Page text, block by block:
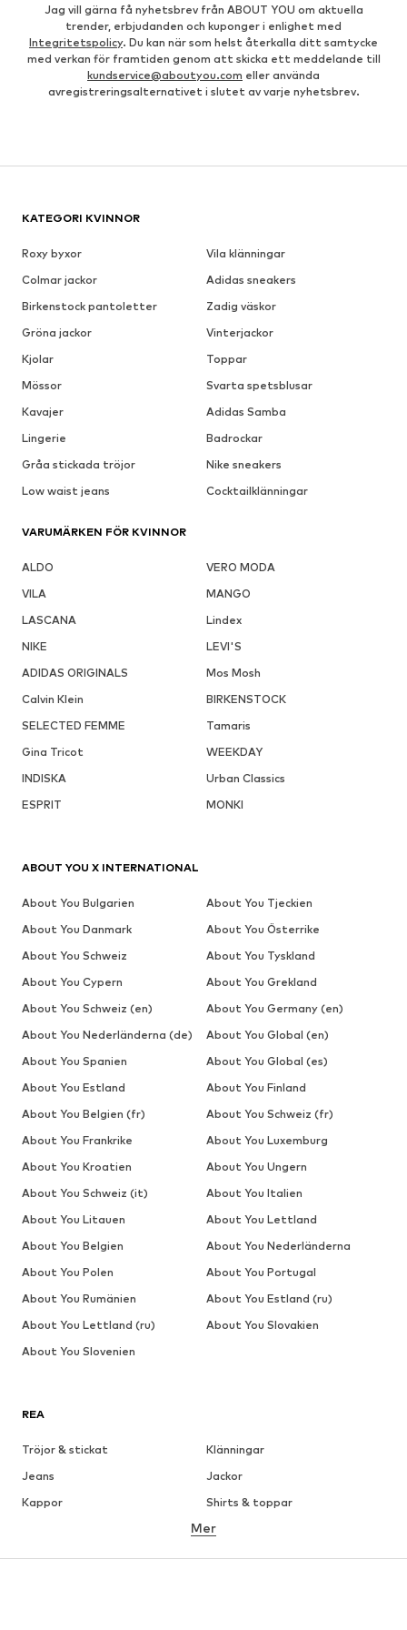
Jag vill gärna få nyhetsbrev från ABOUT YOU om aktuella
trender, erbjudanden och kuponger i enlighet med
Integritetspolicy. Du kan när som helst återkalla ditt samtycke
med verkan för framtiden genom att skicka ett meddelande till
kundservice@aboutyou.com eller använda
avregistreringsalternativet i slutet av varje nyhetsbrev.
KATEGORI KVINNOR
Roxy byxor
Vila klänningar
Colmar jackor
Adidas sneakers
Birkenstock pantoletter
Zadig väskor
Gröna jackor
Vinterjackor
Kjolar
Toppar
Mössor
Svarta spetsblusar
Kavajer
Adidas Samba
Lingerie
Badrockar
Gråa stickada tröjor
Nike sneakers
Low waist jeans
Cocktailklänningar
VARUMÄRKEN FÖR KVINNOR
ALDO
VERO MODA
VILA
MANGO
LASCANA
Lindex
NIKE
LEVI'S
ADIDAS ORIGINALS
Mos Mosh
Calvin Klein
BIRKENSTOCK
SELECTED FEMME
Tamaris
Gina Tricot
WEEKDAY
INDISKA
Urban Classics
ESPRIT
MONKI
REA
Tröjor & stickat
Klänningar
Jeans
Jackor
Kappor
Shirts & toppar
Underkläder
Kjolar
Blusar & tunikor
Mer
ABOUT YOU X INTERNATIONAL
About You Bulgarien
About You Tjeckien
About You Danmark
About You Österrike
About You Schweiz
About You Tyskland
About You Cypern
About You Grekland
About You Schweiz (en)
About You Germany (en)
About You Nederländerna (de)
About You Global (en)
About You Spanien
About You Global (es)
About You Estland
About You Finland
About You Belgien (fr)
About You Schweiz (fr)
About You Frankrike
About You Luxemburg
About You Kroatien
About You Ungern
About You Schweiz (it)
About You Italien
About You Litauen
About You Lettland
About You Belgien
About You Nederländerna
About You Polen
About You Portugal
About You Rumänien
About You Estland (ru)
About You Lettland (ru)
About You Slovakien
About You Slovenien